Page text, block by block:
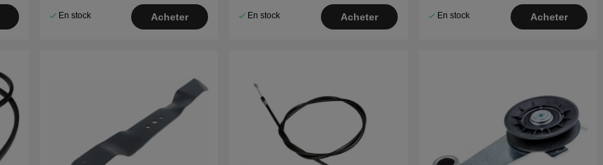
En stock Acheter En stock Acheter En stock Acheter